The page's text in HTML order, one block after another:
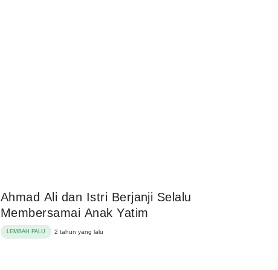
Ahmad Ali dan Istri Berjanji Selalu
Membersamai Anak Yatim
LEMBAH PALU 2 tahun yang lalu